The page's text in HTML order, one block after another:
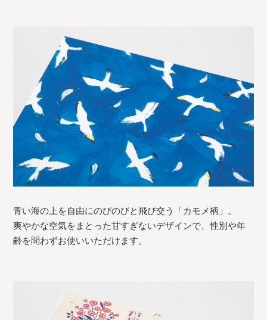
青い海の上を自由にのびのびと飛び交う「カモメ柄」。
爽やかな空気をまとった甘すぎないデザインで、性別や年
齢を問わずお使いいただけます。